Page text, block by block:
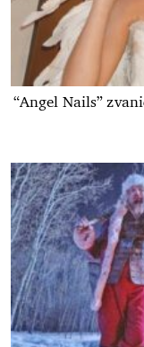
“Angel Nails”